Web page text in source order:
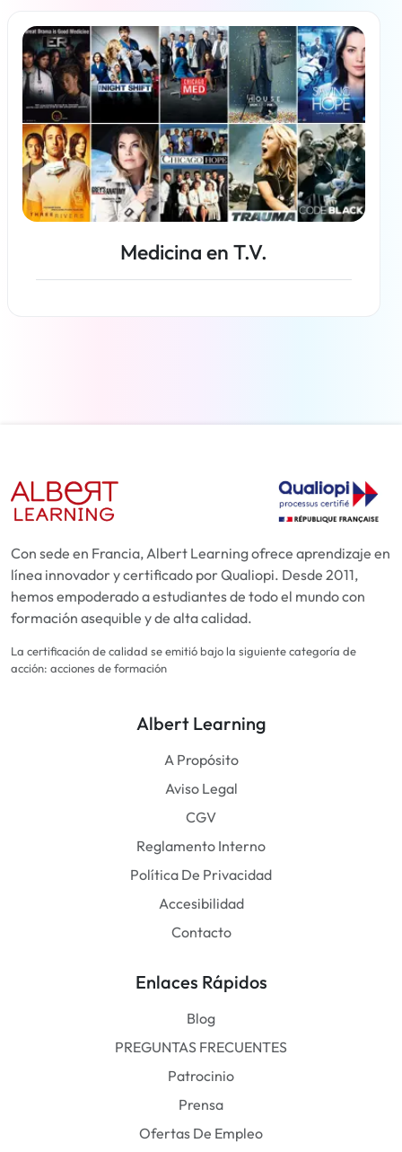
Más información
Medicina en T.V.
Con sede en Francia, Albert Learning ofrece aprendizaje en
línea innovador y certificado por Qualiopi. Desde 2011,
hemos empoderado a estudiantes de todo el mundo con
formación asequible y de alta calidad.
La certificación de calidad se emitió bajo la siguiente categoría de
acción: acciones de formación
Albert Learning
A Propósito
Aviso Legal
CGV
Reglamento Interno
Política De Privacidad
Accesibilidad
Contacto
Enlaces Rápidos
Blog
PREGUNTAS FRECUENTES
Patrocinio
Prensa
Ofertas De Empleo